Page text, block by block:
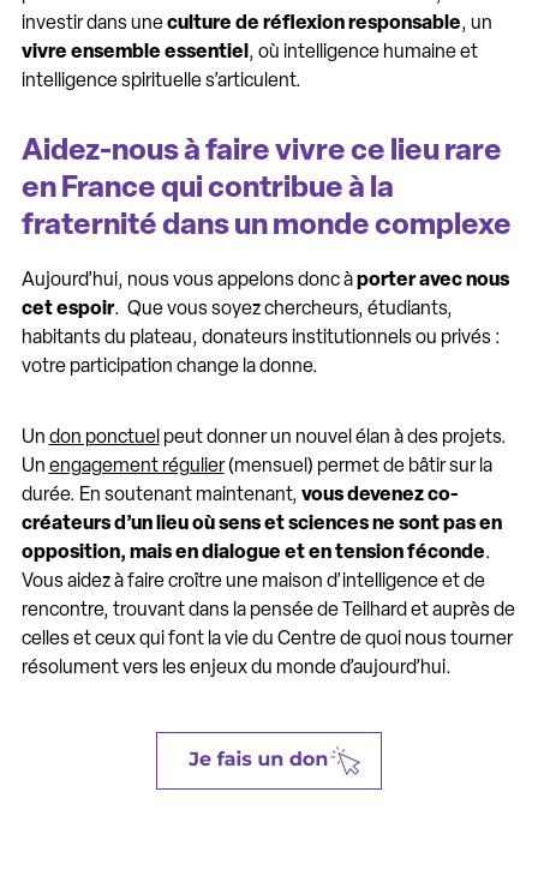
investir dans uneculture de réflexion responsable, un
vivre ensemble essentiel, où intelligence humaine et
intelligence spirituelle s’articulent.
Aidez-nous à faire vivre ce lieu rare
en France qui contribue à la
fraternité dans un monde complexe
Aujourd’hui, nous vous appelons donc àporter avec nous
cet espoir. Que vous soyez chercheurs, étudiants,
habitants du plateau, donateurs institutionnels ou privés :
votre participation change la donne.
Un don ponctuelpeut donner un nouvel élan à des projets.
Un engagement régulier(mensuel) permet de bâtir sur la
durée. En soutenant maintenant, vous devenez co-
créateurs d’un lieu où sens et sciences ne sont pas en
opposition, mais en dialogue et en tension féconde.
Vous aidez à faire croître une maison d’intelligence et de
rencontre, trouvant dans la pensée de Teilhard et auprès de
celles et ceux qui font la vie du Centre de quoi nous tourner
résolument vers les enjeux du monde d’aujourd’hui.